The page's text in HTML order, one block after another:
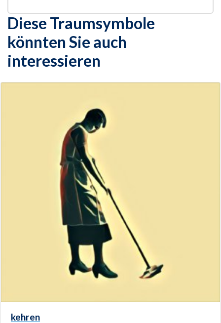
Diese Traumsymbole
könnten Sie auch
interessieren
kehren